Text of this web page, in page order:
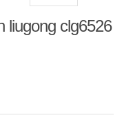
liugong clg6526